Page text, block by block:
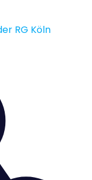
RG Köln